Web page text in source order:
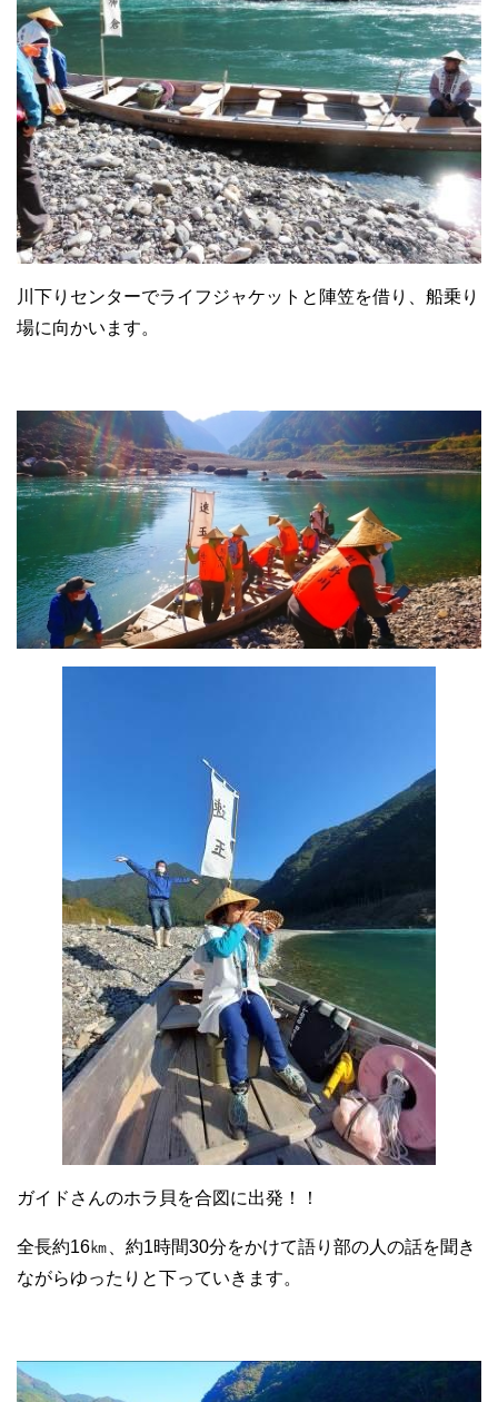
川下りセンターでライフジャケットと陣笠を借り、船乗り
場に向かいます。
ガイドさんのホラ貝を合図に出発！！
全長約16㎞、約1時間30分をかけて語り部の人の話を聞き
ながらゆったりと下っていきます。